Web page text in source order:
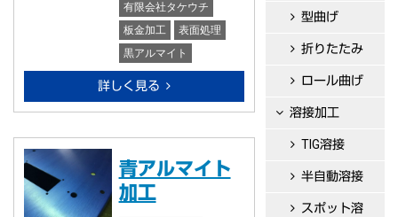
有限会社タケウチ
板金加工
表面処理
黒アルマイト
詳しく見る
青アルマイト
加工
型曲げ
折りたたみ
ロール曲げ
溶接加工
TIG溶接
半自動溶接
スポット溶